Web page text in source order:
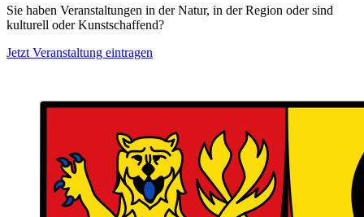
Sie haben Veranstaltungen in der Natur, in der Region oder sind
kulturell oder Kunstschaffend?
Jetzt Veranstaltung eintragen